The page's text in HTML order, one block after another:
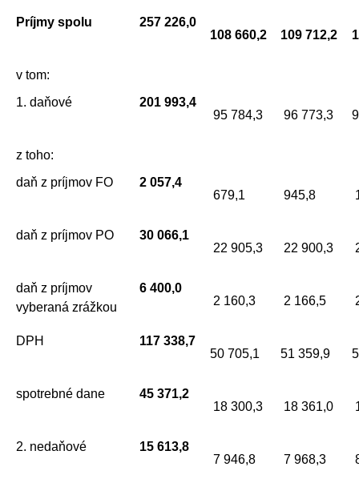
Príjmy spolu
257 226,0
108 660,2
109 712,2
v tom:
1. daňové
201 993,4
95 784,3
96 773,3
z toho:
daň z príjmov FO
2 057,4
679,1
945,8
daň z príjmov PO
30 066,1
22 905,3
22 900,3
daň z príjmov
vyberaná zrážkou
6 400,0
2 160,3
2 166,5
DPH
117 338,7
50 705,1
51 359,9
spotrebné dane
45 371,2
18 300,3
18 361,0
2. nedaňové
15 613,8
7 946,8
7 968,3